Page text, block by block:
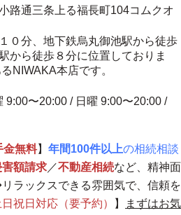
路通三条上る福長町104コムクオ
０分、地下鉄烏丸御池駅から徒歩
から徒歩８分に位置しておりま
NIWAKA本店です。
9:00〜20:00 / 日曜 9:00〜20:00 /
金無料】 年間100件以上の相続相談
額請求 ／不動産相続など、精神面
リラックスできる雰囲気で、信頼を
日祝日対応（要予約） 】
まずはお気